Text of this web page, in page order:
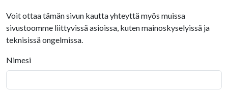
Voit ottaa tämän sivun kautta yhteyttä myös muissa
sivustoomme liittyvissä asioissa, kuten mainoskyselyissä ja
teknisissä ongelmissa.
Nimesi